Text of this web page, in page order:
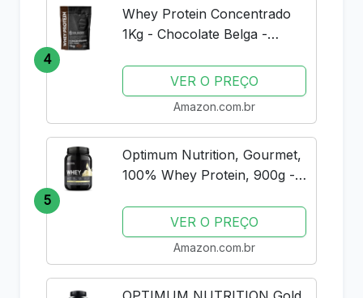
4
Whey Protein Concentrado
1Kg - Chocolate Belga -
VER O PREÇO
Amazon.com.br
5
Optimum Nutrition, Gourmet,
100% Whey Protein, 900g -
VER O PREÇO
Amazon.com.br